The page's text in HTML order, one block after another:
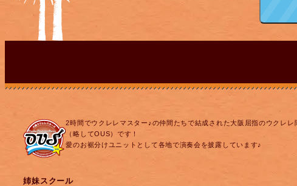
2時間でウクレレマスター♪の仲間たちで結成された大阪屈指のウクレ
（略してOUS）です！
愛のお裾分けユニットとして各地で演奏会を披露しています♪
姉妹スクール